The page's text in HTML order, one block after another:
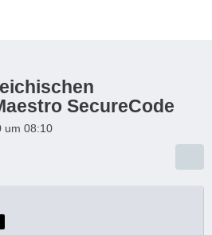
SecureCode
um 08:10